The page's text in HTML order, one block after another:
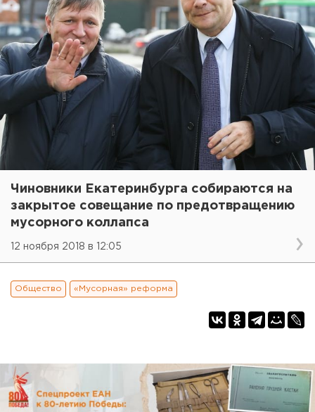
Чиновники Екатеринбурга собираются на
закрытое совещание по предотвращению
мусорного коллапса
12 ноября 2018 в 12:05
Общество «Мусорная» реформа